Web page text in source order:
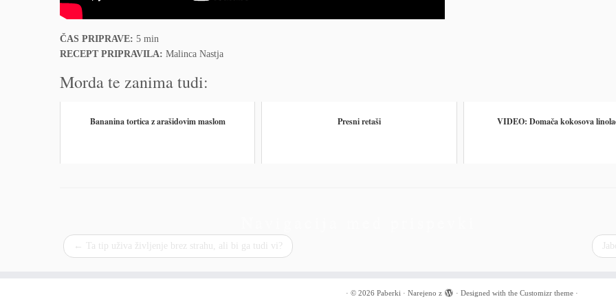
ČAS PRIPRAVE: 5 min
RECEPT PRIPRAVILA: Malinca Nastja
Morda te zanima tudi:
Bananina tortica z arašidovim maslom Presni retaši VIDEO: Domača kokosova
← Ta tip uživa življenje brez strahu, ali bi ga tudi vi?
· © 2026 Paberki · Narejeno z · Designed with the Customizr theme ·